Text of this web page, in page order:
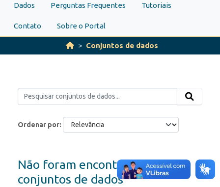
Dados Perguntas Frequentes Tutoriais
Contato Sobre o Portal
Conjuntos de dados
Ordenar por
Não foram encontrados
conjuntos de dados